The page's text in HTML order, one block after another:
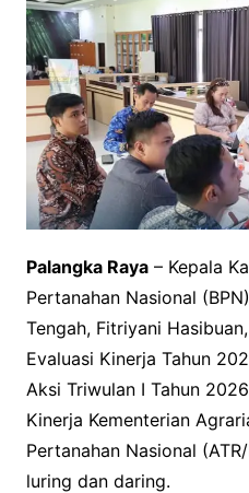
Palangka Raya– Kepala
Pertanahan Nasional
Tengah, Fitriyani
Evaluasi Kinerja Tahun
Aksi Triwulan I Tahun
Kinerja Kementerian
Pertanahan Nasional
luring dan daring.